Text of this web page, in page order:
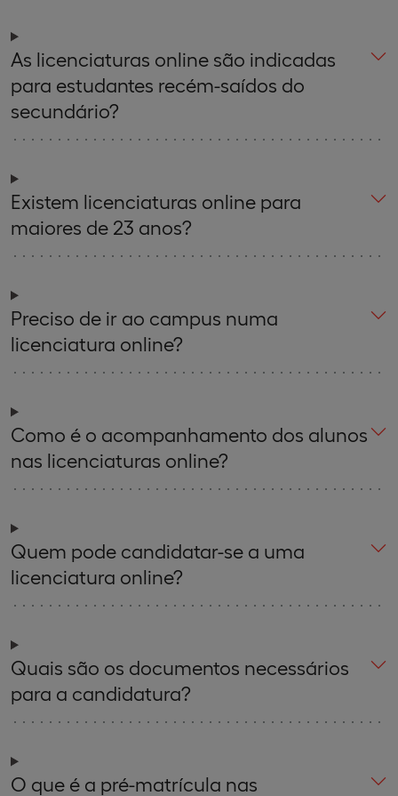
As licenciaturas online são indicadas
para estudantes recém-saídos do
secundário?
Existem licenciaturas online para
maiores de 23 anos?
Preciso de ir ao campus numa
licenciatura online?
Como é o acompanhamento dos alunos
nas licenciaturas online?
Quem pode candidatar-se a uma
licenciatura online?
Quais são os documentos necessários
para a candidatura?
O que é a pré-matrícula nas